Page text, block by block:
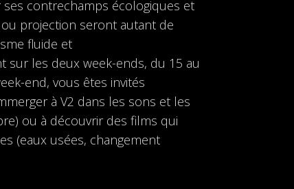
contrechamps écologiques et
projection seront autant de
fluide et
sur les deux week-ends, du 15 au
end, vous êtes invités
à V2 dans les sons et les
ou à découvrir des films qui
(eaux usées, changement